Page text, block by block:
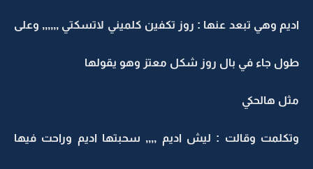
اديم وهي تبعد عنها : روز تكفين كلميني لاتسكتي ,,,,,, وعلى
طول جاء في بال روز شكل معتز وهو يقولها
مثل هالحكي
وتكلمت وقالت : ليش اديم ,,,, سحبتها اديم وراحت فيها